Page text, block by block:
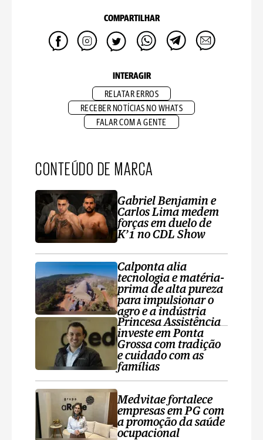
COMPARTILHAR
INTERAGIR
RELATAR ERROS
RECEBER NOTÍCIAS NO WHATS
FALAR COM A GENTE
CONTEÚDO DE MARCA
Gabriel Benjamin e
Carlos Lima medem
forças em duelo de
K’1 no CDL Show
Calponta alia
tecnologia e matéria-
prima de alta pureza
para impulsionar o
agro e a indústria
Princesa Assistência
investe em Ponta
Grossa com tradição
e cuidado com as
famílias
Medvitae fortalece
empresas em PG com
a promoção da saúde
ocupacional